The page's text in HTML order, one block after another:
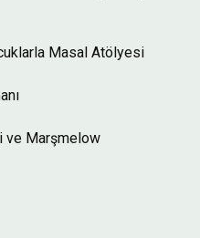
Masal Atölyesi
ve Marşmelow